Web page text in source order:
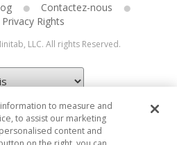
Contactez-nous
Rights
LLC. All rights Reserved.
to measure and
to assist our marketing
content and